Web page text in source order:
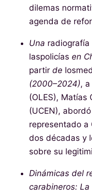
dilemas
agenda de
Una radiografía
laspolicías en
partir de
(2000–2024),
(OLES), Matías
(UCEN),
representado a
dos décadas y
sobre su
Dinámicas del
carabineros: